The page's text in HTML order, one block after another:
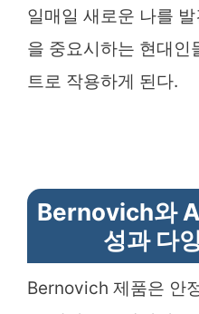
일매일 새로운 나를
을 중요시하는 현대인
트로 작용하게 된다.
Bernovich와
성과 다
Bernovich 제품은 안